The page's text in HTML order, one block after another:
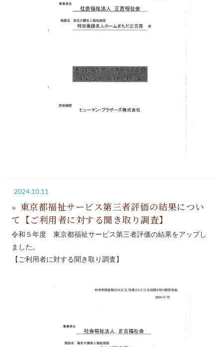
2024.10.11
東京都福祉サービス第三者評価の結果につい
て【ご利用者に対する聞き取り調査】
令和５年度 東京都福祉サービス第三者評価の結果をアップし
ました。
【ご利用者に対する聞き取り調査】